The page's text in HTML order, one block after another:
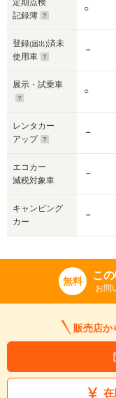
定期点検
記録簿
○
登録(届出)済未
使用車
－
展示・試乗車
○
レンタカー
アップ
－
エコカー
減税対象車
－
キャンピング
カー
－
無料 こ
お問
販売店か
在